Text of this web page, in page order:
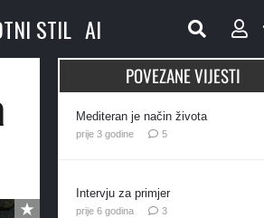
STIL AI
POVEZANE VIJESTI
Mediteran je način života
prije 3 godine 5komentara
Intervju za primjer
prije 6 godina 3komentara